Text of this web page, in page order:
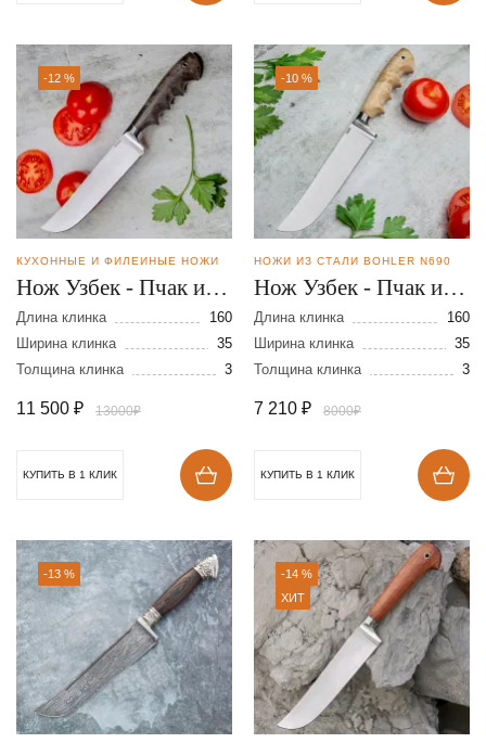
-12 %
КУХОННЫЕ И ФИЛЕЙНЫЕ НОЖИ
Нож Узбек - Пчак из
стали Elmax
Длина клинка
160
Ширина клинка
35
Толщина клинка
3
11 500 ₽ 13000₽
КУПИТЬ В 1 КЛИК
-10 %
НОЖИ ИЗ СТАЛИ BOHLER N690
Нож Узбек - Пчак из
стали N690
Длина клинка
160
Ширина клинка
35
Толщина клинка
3
7 210 ₽ 8000₽
КУПИТЬ В 1 КЛИК
-13 %
-14 %
ХИТ